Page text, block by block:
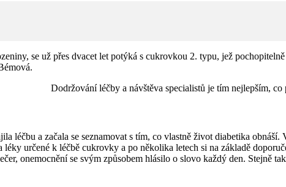
se už přes dvacet let potýká s cukrovkou 2. typu, jež
Dodržování léčby a návštěva specialistů je tím nejlepším, co
léčbu a začala se seznamovat s tím, co vlastně život diabetika
určené k léčbě cukrovky a po několika letech si na základě
onemocnění se svým způsobem hlásilo o slovo každý den. Stejně